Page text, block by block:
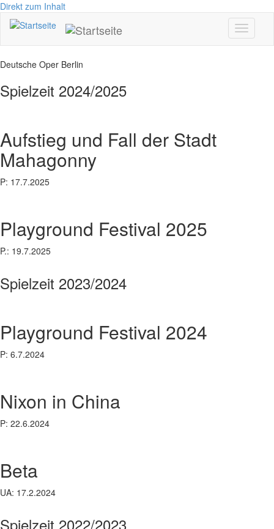
Direkt zum Inhalt
Toggle
Deutsche Oper Berlin
Spielzeit 2024/2025
Aufstieg und Fall der Stadt
Mahagonny
P: 17.7.2025
Playground Festival 2025
P.: 19.7.2025
Spielzeit 2023/2024
Playground Festival 2024
P: 6.7.2024
Nixon in China
P: 22.6.2024
Beta
UA: 17.2.2024
Spielzeit 2022/2023